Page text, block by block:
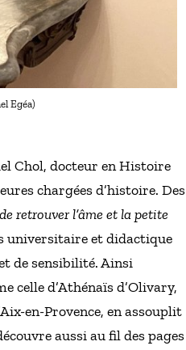
Egéa)
Chol, docteur en Histoire
chargées d’histoire. Des
retrouver l’âme et la petite
universitaire et didactique
de sensibilité. Ainsi
celle d’Athénaïs d’Olivary,
en-Provence, en assouplit
aussi au fil des pages